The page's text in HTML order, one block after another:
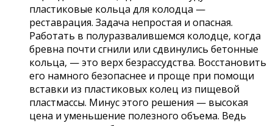
пластиковые кольца для колодца —
реставрация. Задача непростая и опасная.
Работать в полуразвалившемся колодце, когда
бревна почти сгнили или сдвинулись бетонные
кольца, — это верх безрассудства. Восстановить
его намного безопаснее и проще при помощи
вставки из пластиковых колец из пищевой
пластмассы. Минус этого решения — высокая
цена и уменьшение полезного объема. Ведь